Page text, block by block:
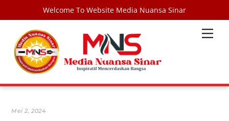
Welcome To Website Media Nuansa Sinar
content
Mei 2, 2024